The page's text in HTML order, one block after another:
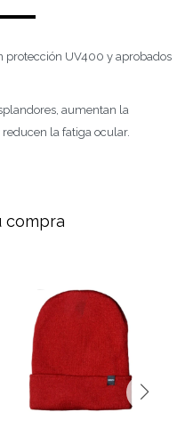
protección UV400 y aprobados
aumentan la
la fatiga ocular.
compra